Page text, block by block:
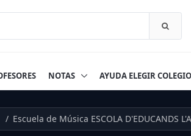
NOTAS AYUDA ELEGIR COLEGIO
Escuela de Música ESCOLA D'EDUCANDS